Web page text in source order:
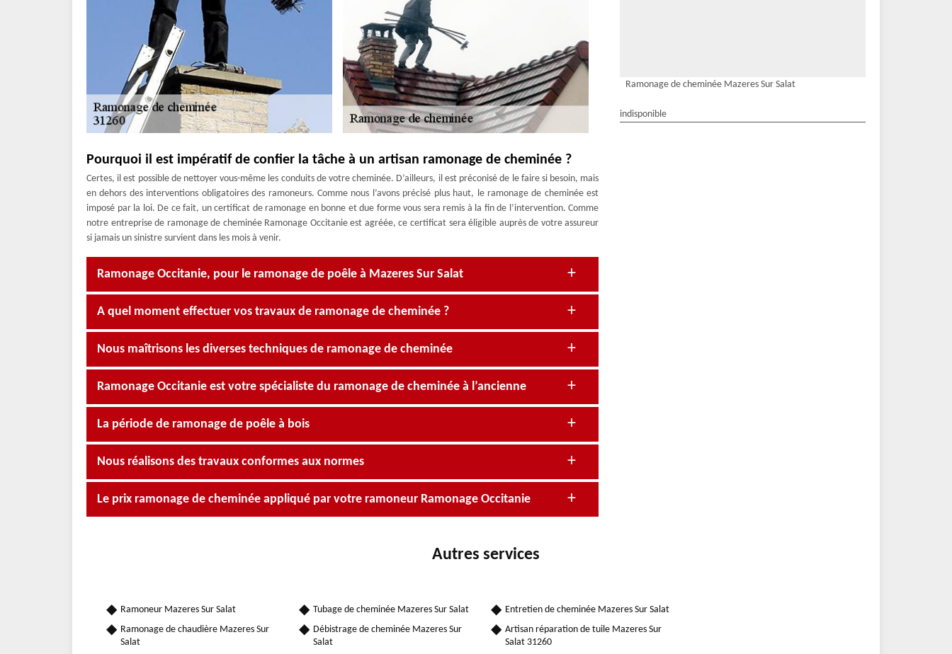
Pourquoi il est impératif de confier la tâche à un artisan ramonage de cheminée ?
Certes, il est possible de nettoyer vous-même les conduits de votre cheminée. D’ailleurs, il est préconisé de le faire si besoin, mais
en dehors des interventions obligatoires des ramoneurs. Comme nous l’avons précisé plus haut, le ramonage de cheminée est
imposé par la loi. De ce fait, un certificat de ramonage en bonne et due forme vous sera remis à la fin de l’intervention. Comme
notre entreprise de ramonage de cheminée Ramonage Occitanie est agréée, ce certificat sera éligible auprès de votre assureur
si jamais un sinistre survient dans les mois à venir.
Ramonage Occitanie, pour le ramonage de poêle à Mazeres Sur Salat
A quel moment effectuer vos travaux de ramonage de cheminée ?
Nous maîtrisons les diverses techniques de ramonage de cheminée
Ramonage Occitanie est votre spécialiste du ramonage de cheminée à l’ancienne
La période de ramonage de poêle à bois
Nous réalisons des travaux conformes aux normes
Le prix ramonage de cheminée appliqué par votre ramoneur Ramonage Occitanie
Ramonage de cheminée Mazeres Sur Salat
indisponible
Autres services
Ramoneur Mazeres Sur Salat
Ramonage de chaudière Mazeres Sur
Salat
Tubage de cheminée Mazeres Sur Salat
Débistrage de cheminée Mazeres Sur
Salat
Entretien de cheminée Mazeres Sur Salat
Artisan réparation de tuile Mazeres Sur
Salat 31260